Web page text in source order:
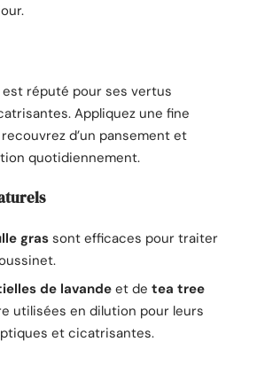
est réputé pour ses vertus
Appliquez une fine
d’un pansement et
quotidiennement.
gras sont efficaces pour traiter
de lavande et de tea tree
utilisées en dilution pour leurs
et cicatrisantes.